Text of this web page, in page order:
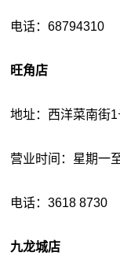
电话：68794310
旺角店
地址：西洋菜南街
营业时间：星期一
电话：3618 8730
九龙城店